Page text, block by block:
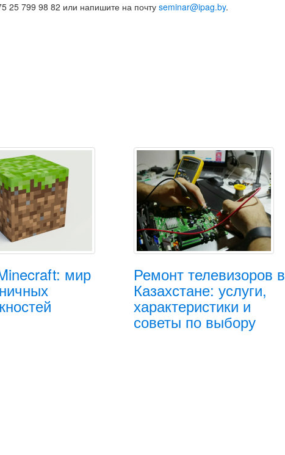
25 799 98 82 или напишите на почту seminar@ipag.by.
мир Ремонт телевизоров в
Казахстане: услуги,
характеристики и
советы по выбору